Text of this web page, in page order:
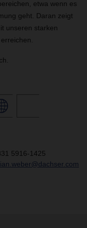
etwa wenn es
geht. Daran zeigt
unseren starken
5916-1425